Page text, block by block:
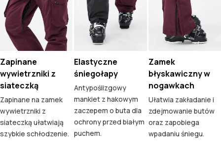
Zapinane
wywietrzniki z
siateczką
Zapinane na zamek
wywietrzniki z
siateczką ułatwiają
szybkie schłodzenie.
Elastyczne
śniegołapy
Antypoślizgowy
mankiet z hakowym
zaczepem o buta dla
ochrony przed białym
puchem.
Zamek
błyskawiczny w
nogawkach
Ułatwia zakładanie i
zdejmowanie butów
oraz zapobiega
wpadaniu śniegu.